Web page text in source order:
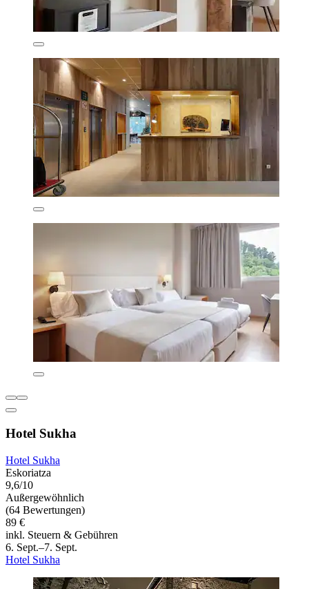
Hotel Sukha
Hotel Sukha
Eskoriatza
9,6/10
Außergewöhnlich
(64 Bewertungen)
89 €
inkl. Steuern & Gebühren
6. Sept.–7. Sept.
Hotel Sukha